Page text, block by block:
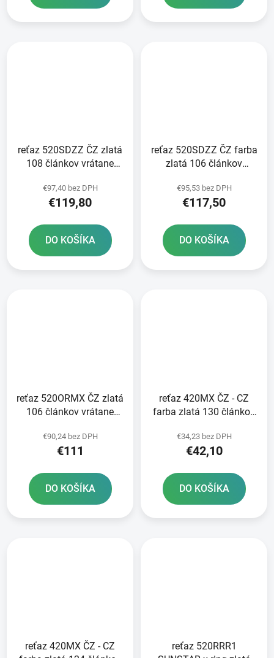
reťaz 520SDZZ ČZ zlatá
108 článkov vrátane
€97,40 bez DPH
€119,80
DO KOŠÍKA
reťaz 520SDZZ ČZ farba
zlatá 106 článkov
RIVET
€95,53 bez DPH
€117,50
DO KOŠÍKA
reťaz 520ORMX ČZ zlatá
106 článkov vrátane
CLIP
€90,24 bez DPH
€111
DO KOŠÍKA
reťaz 420MX ČZ - CZ
farba zlatá 130 článkov
spojky CLIP
€34,23 bez DPH
€42,10
DO KOŠÍKA
reťaz 420MX ČZ - CZ
reťaz 520RRR1